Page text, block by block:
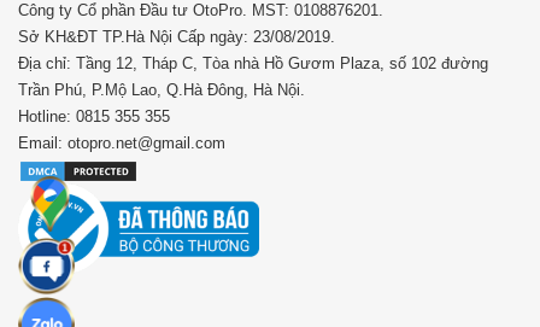
Công ty Cổ phần Đầu tư OtoPro. MST: 0108876201.
Sở KH&ĐT TP.Hà Nội Cấp ngày: 23/08/2019.
Địa chỉ: Tầng 12, Tháp C, Tòa nhà Hồ Gươm Plaza, số 102 đường
Trần Phú, P.Mộ Lao, Q.Hà Đông, Hà Nội.
Hotline: 0815 355 355
Email: otopro.net@gmail.com